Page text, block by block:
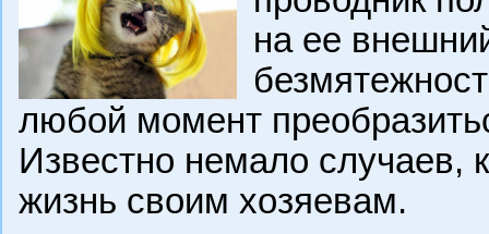
на ее
любой момент
Известно немало случаев,
жизнь своим хозяевам.